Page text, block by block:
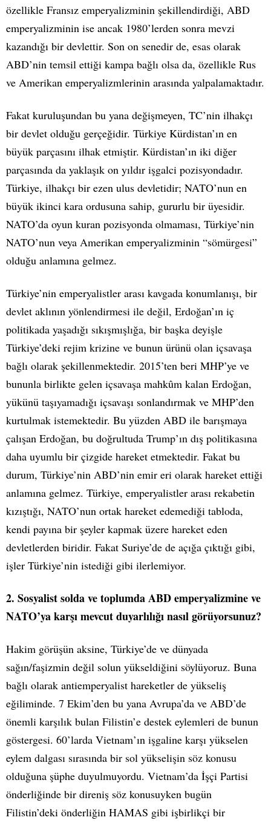
özellikle Fransız emperyalizminin şekillendirdiği, ABD
emperyalizminin ise ancak 1980’lerden sonra mevzi
kazandığı bir devlettir. Son on senedir de, esas olarak
ABD’nin temsil ettiği kampa bağlı olsa da, özellikle Rus
ve Amerikan emperyalizmlerinin arasında yalpalamaktadır.
Fakat kuruluşundan bu yana değişmeyen, TC’nin ilhakçı
bir devlet olduğu gerçeğidir. Türkiye Kürdistan’ın en
büyük parçasını ilhak etmiştir. Kürdistan’ın iki diğer
parçasında da yaklaşık on yıldır işgalci pozisyondadır.
Türkiye, ilhakçı bir ezen ulus devletidir; NATO’nun en
büyük ikinci kara ordusuna sahip, gururlu bir üyesidir.
NATO’da oyun kuran pozisyonda olmaması, Türkiye’nin
NATO’nun veya Amerikan emperyalizminin “sömürgesi”
olduğu anlamına gelmez.
Türkiye’nin emperyalistler arası kavgada konumlanışı, bir
devlet aklının yönlendirmesi ile değil, Erdoğan’ın iç
politikada yaşadığı sıkışmışlığa, bir başka deyişle
Türkiye’deki rejim krizine ve bunun ürünü olan içsavaşa
bağlı olarak şekillenmektedir. 2015’ten beri MHP’ye ve
bununla birlikte gelen içsavaşa mahkûm kalan Erdoğan,
yükünü taşıyamadığı içsavaşı sonlandırmak ve MHP’den
kurtulmak istemektedir. Bu yüzden ABD ile barışmaya
çalışan Erdoğan, bu doğrultuda Trump’ın dış politikasına
daha uyumlu bir çizgide hareket etmektedir. Fakat bu
durum, Türkiye’nin ABD’nin emir eri olarak hareket ettiği
anlamına gelmez. Türkiye, emperyalistler arası rekabetin
kızıştığı, NATO’nun ortak hareket edemediği tabloda,
kendi payına bir şeyler kapmak üzere hareket eden
devletlerden biridir. Fakat Suriye’de de açığa çıktığı gibi,
işler Türkiye’nin istediği gibi ilerlemiyor.
2. Sosyalist solda ve toplumda ABD emperyalizmine ve
NATO’ya karşı mevcut duyarlılığı nasıl görüyorsunuz?
Hakim görüşün aksine, Türkiye’de ve dünyada
sağın/faşizmin değil solun yükseldiğini söylüyoruz. Buna
bağlı olarak antiemperyalist hareketler de yükseliş
eğiliminde. 7 Ekim’den bu yana Avrupa’da ve ABD’de
önemli karşılık bulan Filistin’e destek eylemleri de bunun
göstergesi. 60’larda Vietnam’ın işgaline karşı yükselen
eylem dalgası sırasında bir sol yükselişin söz konusu
olduğuna şüphe duyulmuyordu. Vietnam’da İşçi Partisi
önderliğinde bir direniş söz konusuyken bugün
Filistin’deki önderliğin HAMAS gibi işbirlikçi bir